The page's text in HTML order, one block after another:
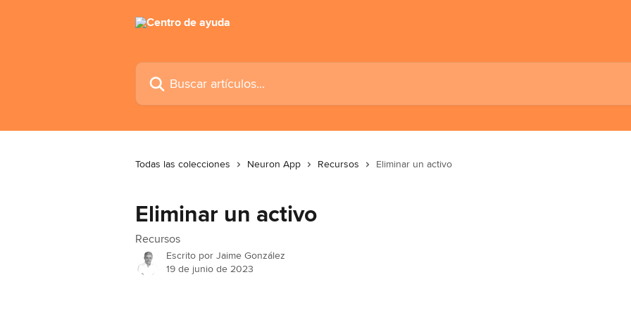
Buscar artículos...
Todas las colecciones Neuron App Recursos Eliminar un activo
Eliminar un activo
Recursos
Escrito por Jaime González
19 de junio de 2023